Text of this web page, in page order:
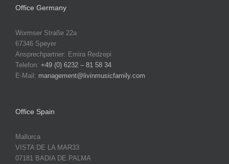
Office Germany
Wormser Straße 22a
67346 Speyer
Ansprechpartner: Emira Redzepi
Telefon: +49 (0) 6232 – 81 58 34
E-Mail: management@livinmusicfamily.com
Office Spain
Mallorca
VISTA DE LA MAR33
07181 BADIA DE PALMA